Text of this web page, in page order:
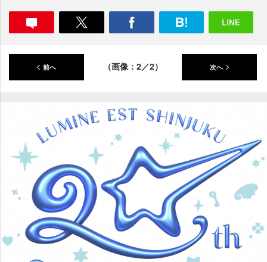
前へ （画像：2／2） 次へ